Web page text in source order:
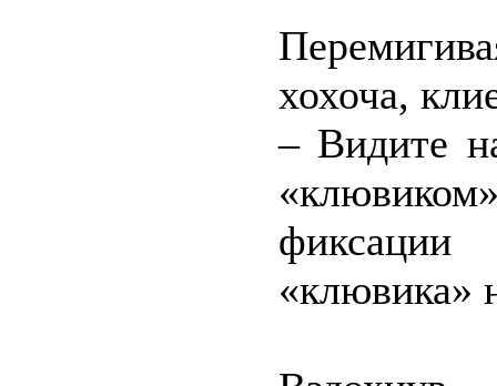
хохоча,
– Видите
«клювика»